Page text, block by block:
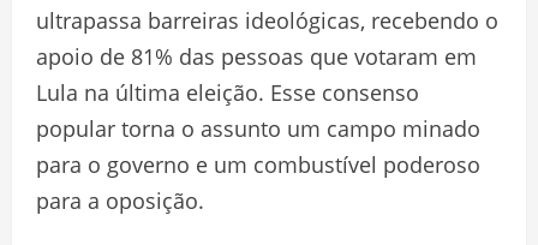
ultrapassa barreiras ideológicas, recebendo o
apoio de 81% das pessoas que votaram em
Lula na última eleição. Esse consenso
popular torna o assunto um campo minado
para o governo e um combustível poderoso
para a oposição.